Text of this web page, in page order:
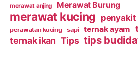
merawat anjing Merawat Burung
merawat kucing penyakit
perawatan kucing sapi ternak ayam
ternak ikan Tips tips